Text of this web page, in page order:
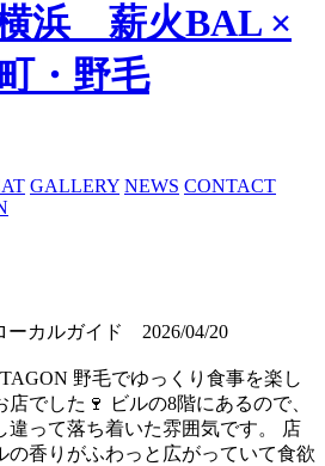
浜 薪火BAL ×
・野毛
GALLERY NEWS CONTACT
ーカルガイド 2026/04/20
野毛でゆっくり食事を楽し
でした🍷 ビルの8階にあるので、
違って落ち着いた雰囲気です。 店
の香りがふわっと広がっていて食欲